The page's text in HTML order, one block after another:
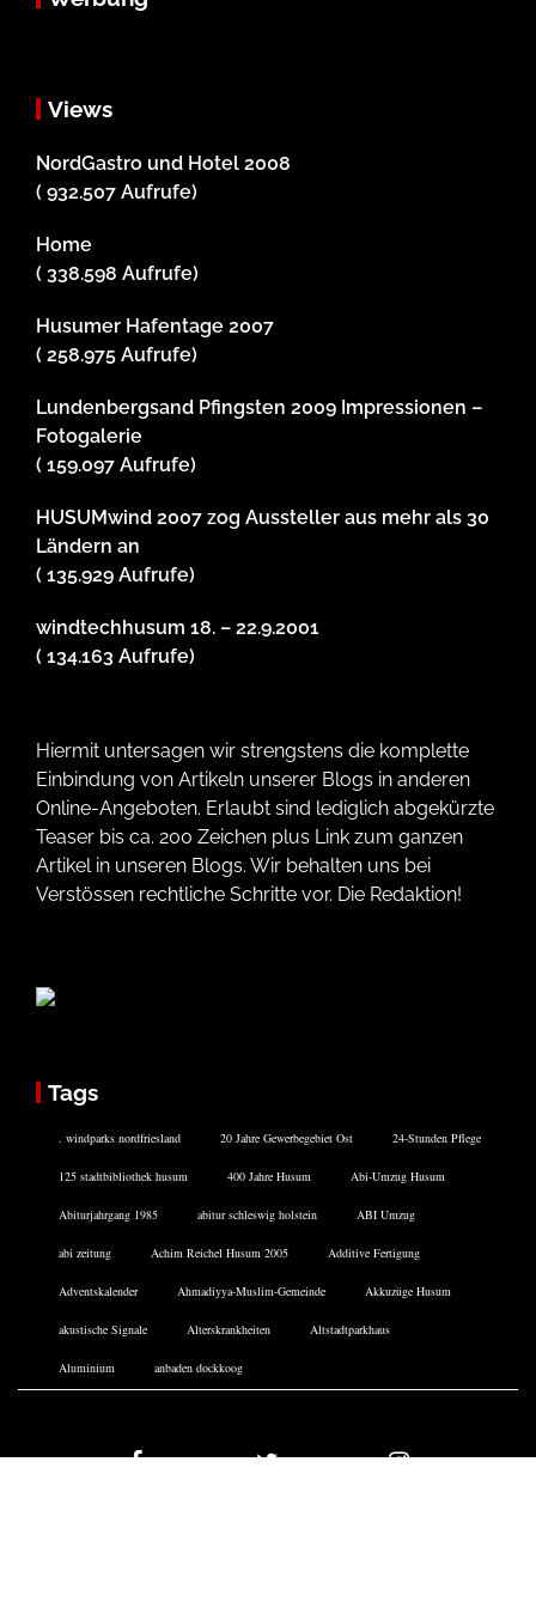
Views
NordGastro und Hotel 2008
( 932.507 Aufrufe)
Home
( 338.598 Aufrufe)
Husumer Hafentage 2007
( 258.975 Aufrufe)
Lundenbergsand Pfingsten 2009 Impressionen –
Fotogalerie
( 159.097 Aufrufe)
HUSUMwind 2007 zog Aussteller aus mehr als 30
Ländern an
( 135.929 Aufrufe)
windtechhusum 18. – 22.9.2001
( 134.163 Aufrufe)
Hiermit untersagen wir strengstens die komplette
Einbindung von Artikeln unserer Blogs in anderen
Online-Angeboten. Erlaubt sind lediglich abgekürzte
Teaser bis ca. 200 Zeichen plus Link zum ganzen
Artikel in unseren Blogs. Wir behalten uns bei
Verstössen rechtliche Schritte vor. Die Redaktion!
Tags
. windparks nordfriesland 20 Jahre Gewerbegebiet Ost 24-Stunden Pflege
125 stadtbibliothek husum 400 Jahre Husum Abi-Umzug Husum
Abiturjahrgang 1985 abitur schleswig holstein ABI Umzug
abi zeitung Achim Reichel Husum 2005 Additive Fertigung
Adventskalender Ahmadiyya-Muslim-Gemeinde Akkuzüge Husum
akustische Signale Alterskrankheiten Altstadtparkhaus
Aluminium anbaden dockkoog